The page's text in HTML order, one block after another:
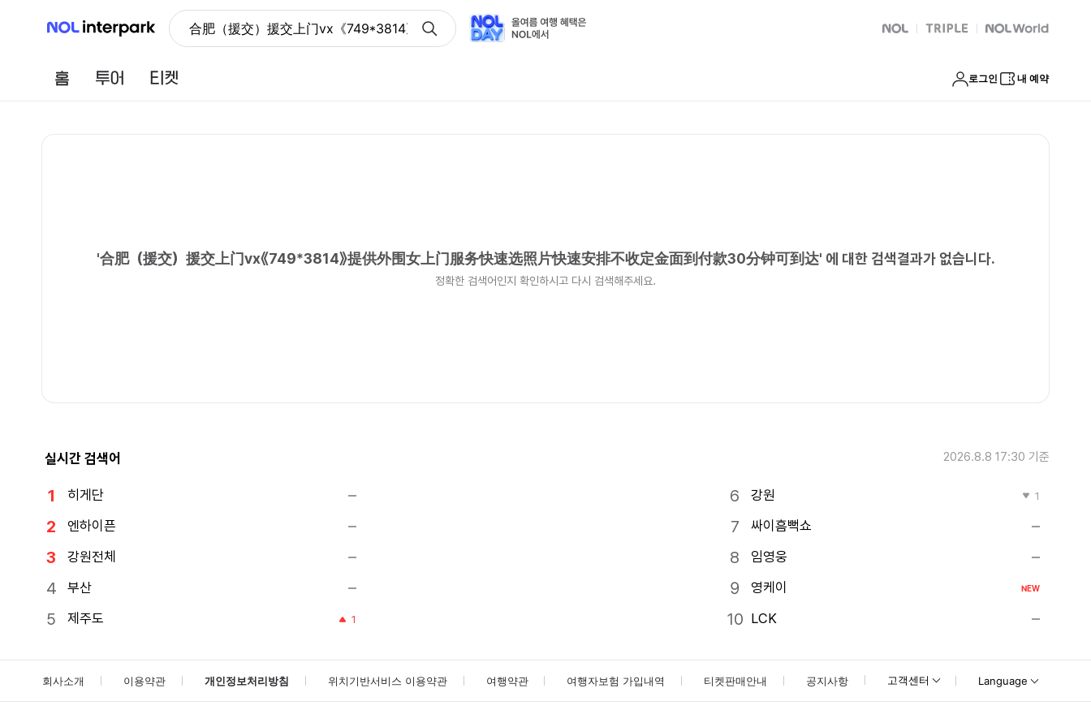
NOL 인터파크 合肥（援交）援交上门vx《749*3814》提供外围女上门服务快速选照片快速安排不收定金面到付款30分钟可到达 NOL 트리플 Global Interpark
홈 투어 로그인 내 예약
'合肥（援交）援交上门vx《749*3814》提供外围女上门服务快速选照片快速安排不收定金面到付款30分钟可到达' 에 대한 검색결과가 없습니다.
정확한 검색어인지 확인하시고 다시 검색해주세요.
실시간 검색어 2026.8.8 17:30 기준
히게단
엔하이픈
강원전체
부산
제주도
1
강원 1
싸이흠뻑쇼
임영웅
영케이
NEW
LCK
회사소개 이용약관 개인정보처리방침 위치기반서비스 이용약관 여행약관 여행자보험 가입내역 티켓판매안내 공지사항 고객센터 Language